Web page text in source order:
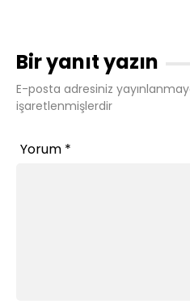
Bir yanıt yazın
E-posta adresiniz
işaretlenmişlerdir
Yorum *